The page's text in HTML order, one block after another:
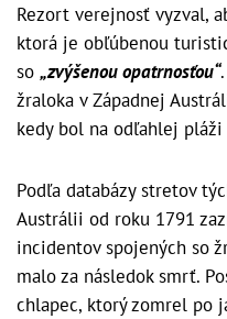
Rezort verejnosť vyzval,
ktorá je obľúbenou
so „zvýšenou opatrnosťou“
žraloka v Západnej
kedy bol na odľahlej pláži
Podľa databázy stretov
Austrálii od roku 1791
incidentov spojených so
malo za následok smrť.
chlapec, ktorý zomrel po